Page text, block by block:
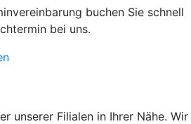
buchen Sie schnell
bei uns.
unserer Filialen in Ihrer Nähe. Wir